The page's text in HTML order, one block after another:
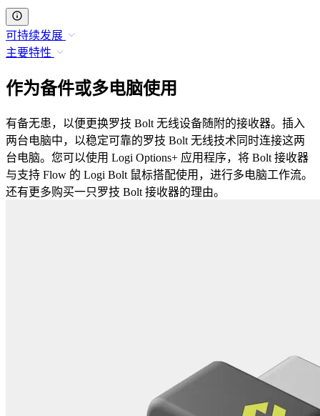
可持续发展
主要特性
作为备件或多电脑使用
有备无患，以便更换罗技 Bolt 无线设备随附的接收器。插入
两台电脑中，以稳定可靠的罗技 Bolt 无线技术同时连接这两
台电脑。您可以使用 Logi Options+ 应用程序，将 Bolt 接收器
与支持 Flow 的 Logi Bolt 鼠标搭配使用，进行多电脑工作流。
还有更多购买一只罗技 Bolt 接收器的理由。